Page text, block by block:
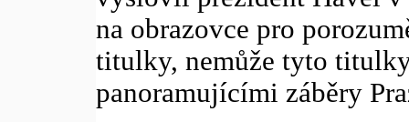
na obrazovce pro
titulky, nemůže tyto
panoramujícími záběry